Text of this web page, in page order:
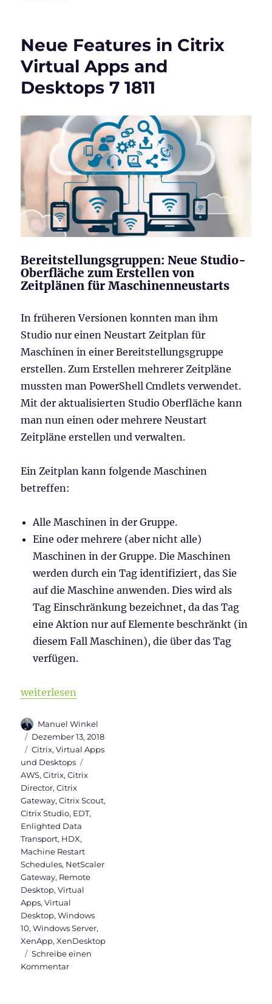
and
7
1912
LTSR
veröffentlicht
Neue Features in Citrix
Virtual Apps and
Desktops 7 1811
Bereitstellungsgruppen: Neue Studio-
Oberfläche zum Erstellen von
Zeitplänen für Maschinenneustarts
In früheren Versionen konnten man ihm
Studio nur einen Neustart Zeitplan für
Maschinen in einer Bereitstellungsgruppe
erstellen. Zum Erstellen mehrerer Zeitpläne
mussten man PowerShell Cmdlets verwendet.
Mit der aktualisierten Studio Oberfläche kann
man nun einen oder mehrere Neustart
Zeitpläne erstellen und verwalten.
Ein Zeitplan kann folgende Maschinen
betreffen:
Alle Maschinen in der Gruppe.
Eine oder mehrere (aber nicht alle)
Maschinen in der Gruppe. Die Maschinen
werden durch ein Tag identifiziert, das Sie
auf die Maschine anwenden. Dies wird als
Tag Einschränkung bezeichnet, da das Tag
eine Aktion nur auf Elemente beschränkt (in
diesem Fall Maschinen), die über das Tag
verfügen.
„Neue Features in Citrix Virtual Apps and Desktops 7
weiterlesen
Autor
Manuel Winkel
Veröffentlicht
am
Dezember 13, 2018
Kategorien
Citrix,Virtual Apps
und Desktops
AWS,Citrix,Citrix
Director,Citrix
Gateway,Citrix Scout,
Citrix Studio, EDT,
Enlighted Data
Transport, HDX,
Machine Restart
Schedules, NetScaler
Gateway, Remote
Desktop,Virtual
Apps,Virtual
Desktop,Windows
10,Windows Server,
XenApp,XenDesktop
Schreibe einen
Kommentarzu